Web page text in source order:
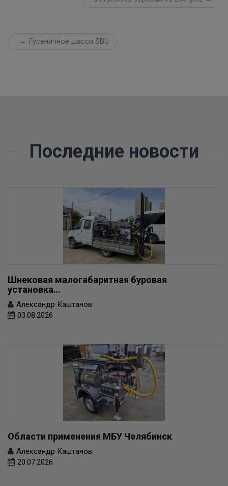
← Гусеничное шасси SBU
Последние новости
Шнековая малогабаритная буровая
установка…
Александр Каштанов
03.08.2026
Области применения МБУ Челябинск
Александр Каштанов
20.07.2026